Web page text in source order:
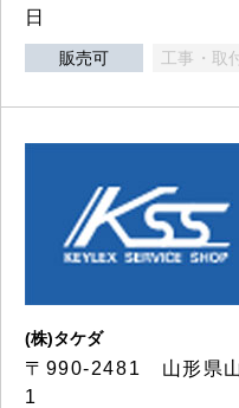
日
販売可 工事・取
(株)タケダ
〒990-2481 山形県
1